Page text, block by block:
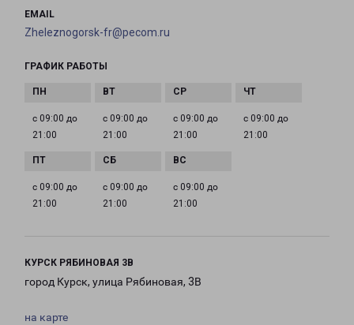
EMAIL
Zheleznogorsk-fr@pecom.ru
ГРАФИК РАБОТЫ
с 09:00 до
21:00
с 09:00 до
21:00
с 09:00 до
21:00
с 09:00 до
21:00
с 09:00 до
21:00
с 09:00 до
21:00
с 09:00 до
21:00
КУРСК РЯБИНОВАЯ 3В
город Курск, улица Рябиновая, 3В
на карте